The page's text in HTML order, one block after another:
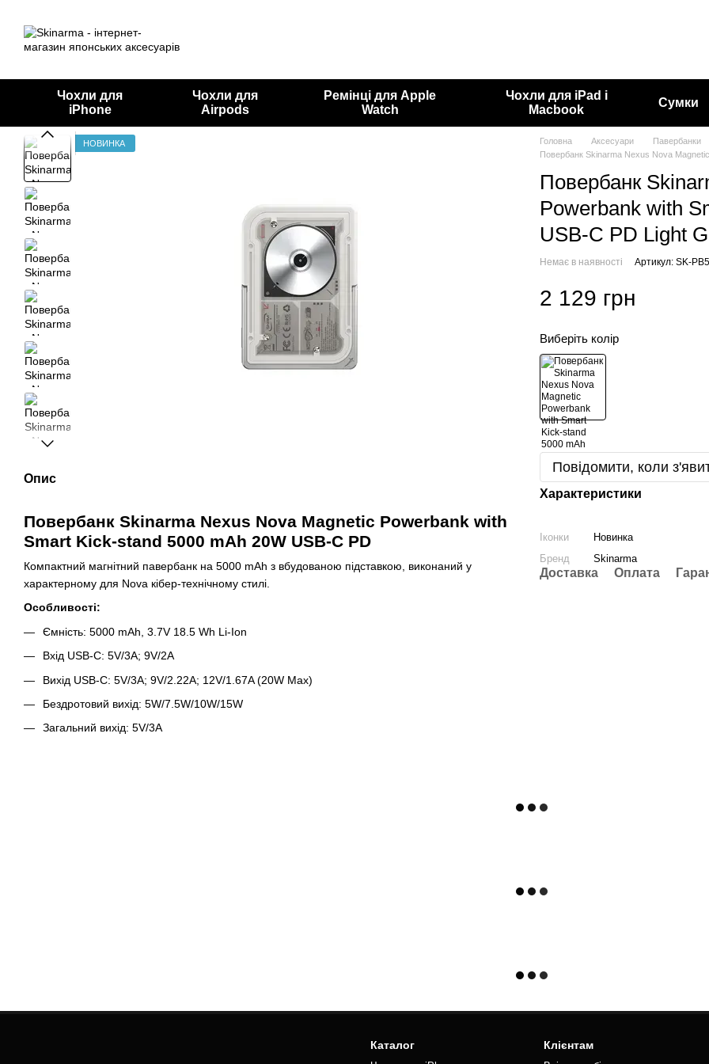
Чохли для
iPhone
Чохли для
Airpods
Ремінці для Apple
Watch
Чохли для iPad і
Macbook
Сумки
НОВИНКА
Опис
Повербанк Skinarma Nexus Nova Magnetic Powerbank with
Smart Kick-stand 5000 mAh 20W USB-C PD
Компактний магнітний павербанк на 5000 mAh з вбудованою підставкою, виконаний у
характерному для Nova кібер-технічному стилі.
Особливості:
Ємність: 5000 mAh, 3.7V 18.5 Wh Li-Ion
Вхід USB-C: 5V/3A; 9V/2A
Вихід USB-C: 5V/3A; 9V/2.22A; 12V/1.67A (20W Max)
Бездротовий вихід: 5W/7.5W/10W/15W
Загальний вихід: 5V/3A
Головна Аксесуари Павербанки
Повербанк Skinarma Nexus Nova
Повербанк
Powerbank with
USB-C PD Light
Немає в наявності Артикул: SK-
2 129 грн
Виберіть колір
Повідомити, коли
Характеристики
Іконки
Новинка
Бренд
Skinarma
Доставка Оплата
Каталог Клієнтам